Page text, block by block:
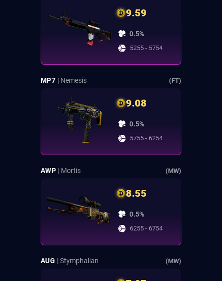
9.59
0.5%
5255 - 5754
MP7 | Nemesis (FT)
9.08
0.5%
5755 - 6254
AWP | Mortis (MW)
8.55
0.5%
6255 - 6754
AUG | Stymphalian (MW)